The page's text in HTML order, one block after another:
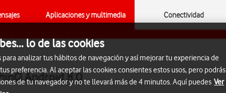
Aplicaciones y multimedia Conectividad
Android 8.0
lo de las cookies
analizar tus hábitos de navegación y así mejorar tu experiencia de
preferencia. Al aceptar las cookies consientes estos usos, pero podrás
de tu navegador y no te llevará más de 4 minutos. Aquí puedes Ver